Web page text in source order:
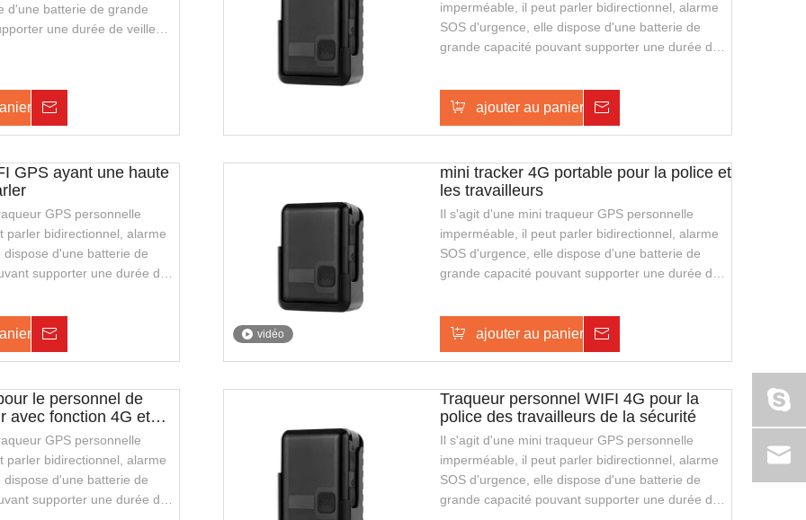
d'une batterie de grande
une durée de veille
Il convient aux agents de
de sécurité publique.
imperméable, il peut parler bidirectionnel, alarme
SOS d'urgence, elle dispose d'une batterie de
grande capacité pouvant supporter une durée de
élégante et facile à transporter. Il convient aux
gardes de sécurité ou à la police de la sécurité
ajouter au panier
GPS ayant une haute
GPS personnelle
parler bidirectionnel, alarme
dispose d'une batterie de
supporter une durée de
Il convient aux
à la police de la sécurité
vidéo
mini tracker 4G portable pour la police et
les travailleurs
Il s'agit d'une mini traqueur GPS personnelle
imperméable, il peut parler bidirectionnel, alarme
SOS d'urgence, elle dispose d'une batterie de
grande capacité pouvant supporter une durée de
élégante et facile à transporter. Il convient aux
gardes de sécurité ou à la police de la sécurité
ajouter au panier
le personnel de
avec fonction 4G et
GPS personnelle
parler bidirectionnel, alarme
dispose d'une batterie de
supporter une durée de
Traqueur personnel WIFI 4G pour la
police des travailleurs de la sécurité
Il s'agit d'une mini traqueur GPS personnelle
imperméable, il peut parler bidirectionnel, alarme
SOS d'urgence, elle dispose d'une batterie de
grande capacité pouvant supporter une durée de